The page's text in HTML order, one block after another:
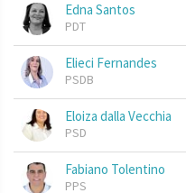
Edna Santos
PDT
Elieci Fernandes
PSDB
Eloiza dalla Vecchia
PSD
Fabiano Tolentino
PPS